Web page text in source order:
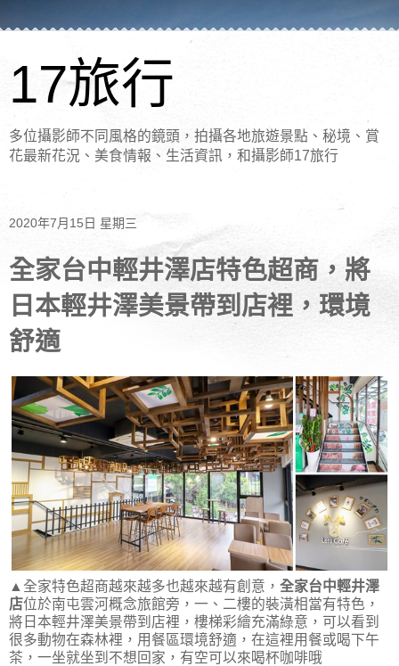
17旅行
多位攝影師不同風格的鏡頭，拍攝各地旅遊景點、秘境、賞
花最新花況、美食情報、生活資訊，和攝影師17旅行
2020年7月15日 星期三
全家台中輕井澤店特色超商，將
日本輕井澤美景帶到店裡，環境
舒適
▲全家特色超商越來越多也越來越有創意， 全家台中輕井澤
店位於南屯雲河概念旅館旁，一、二樓的裝潢相當有特色，
將日本輕井澤美景帶到店裡，樓梯彩繪充滿綠意，可以看到
很多動物在森林裡，用餐區環境舒適，在這裡用餐或喝下午
茶，一坐就坐到不想回家，有空可以來喝杯咖啡哦